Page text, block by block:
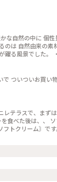
な自然の中に 個
のは 自然由来の
躍る風景でした。
軽井沢 #ハルニレ
トクリーム〙で
すごく美味しかった
べて飲んての旅でし